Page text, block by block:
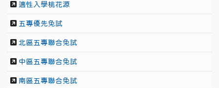
適性入學桃花源
五專優先免試
北區五專聯合免試
中區五專聯合免試
南區五專聯合免試